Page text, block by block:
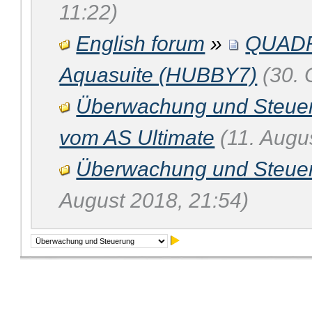
11:22)
English forum »
Aquasuite (HUBBY7) (30.
Überwachung und
vom AS Ultimate (11.
Überwachung und
August 2018, 21:54)